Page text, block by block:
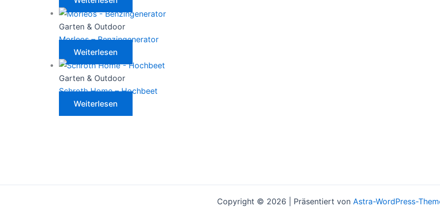
Garten & Outdoor
Morleos – Benzingenerator
Weiterlesen
Garten & Outdoor
Schroth Home – Hochbeet
Weiterlesen
Copyright © 2026 | Präsentiert von Astra-WordPress-